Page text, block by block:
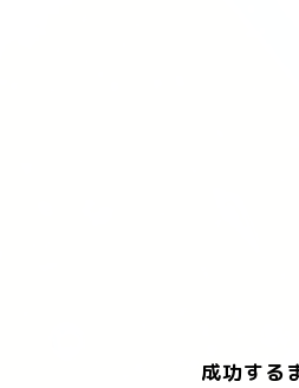
成功する